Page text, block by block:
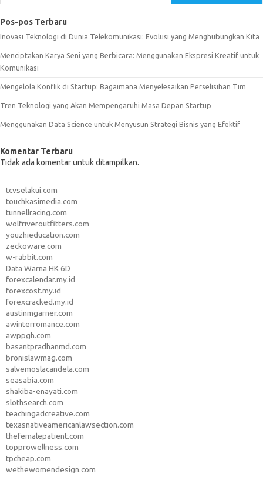
Pos-pos Terbaru
Inovasi Teknologi di Dunia Telekomunikasi: Evolusi yang Menghubungkan Kita
Menciptakan Karya Seni yang Berbicara: Menggunakan Ekspresi Kreatif untuk
Komunikasi
Mengelola Konflik di Startup: Bagaimana Menyelesaikan Perselisihan Tim
Tren Teknologi yang Akan Mempengaruhi Masa Depan Startup
Menggunakan Data Science untuk Menyusun Strategi Bisnis yang Efektif
Komentar Terbaru
Tidak ada komentar untuk ditampilkan.
tcvselakui.com
touchkasimedia.com
tunnellracing.com
wolfriveroutfitters.com
youzhieducation.com
zeckoware.com
w-rabbit.com
Data Warna HK 6D
forexcalendar.my.id
forexcost.my.id
forexcracked.my.id
austinmgarner.com
awinterromance.com
awppgh.com
basantpradhanmd.com
bronislawmag.com
salvemoslacandela.com
seasabia.com
shakiba-enayati.com
slothsearch.com
teachingadcreative.com
texasnativeamericanlawsection.com
thefemalepatient.com
topprowellness.com
tpcheap.com
wethewomendesign.com